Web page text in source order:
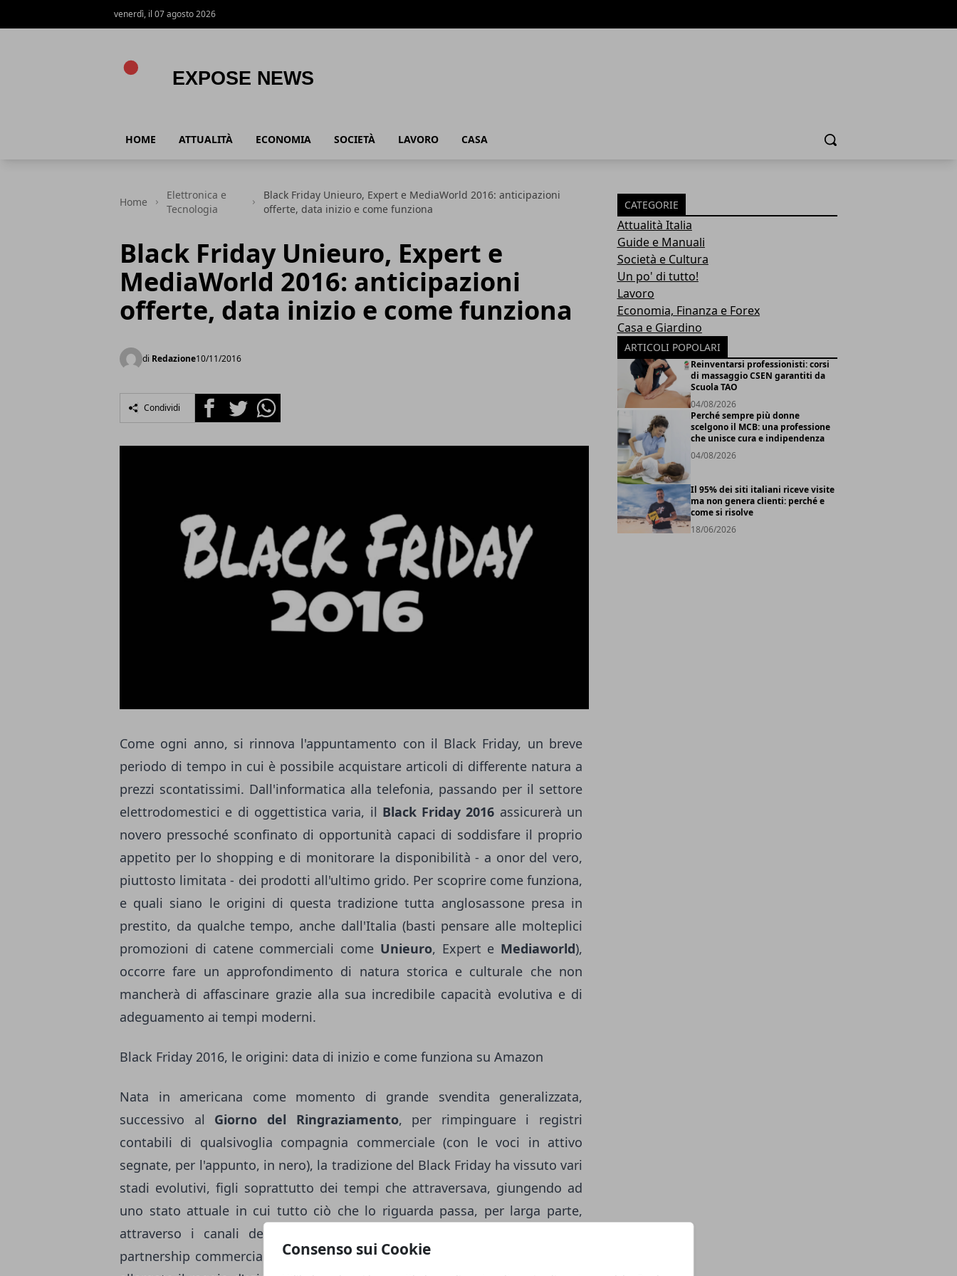
Consenso sui Cookie
venerdì, il 07 agosto 2026
HOME ATTUALITÀ ECONOMIA SOCIETÀ LAVORO CASA Cerca
Home
Elettronica e
Tecnologia
Black Friday Unieuro, Expert e MediaWorld 2016: anticipazioni
offerte, data inizio e come funziona
Black Friday Unieuro, Expert e
MediaWorld 2016: anticipazioni
offerte, data inizio e come funziona
di Redazione10/11/2016
Condividi FacebookTwitterWhatsapp
Come ogni anno, si rinnova l'appuntamento con il Black Friday, un breve
periodo di tempo in cui è possibile acquistare articoli di differente natura a
prezzi scontatissimi. Dall'informatica alla telefonia, passando per il settore
elettrodomestici e di oggettistica varia, il Black Friday 2016 assicurerà un
novero pressoché sconfinato di opportunità capaci di soddisfare il proprio
appetito per lo shopping e di monitorare la disponibilità - a onor del vero,
piuttosto limitata - dei prodotti all'ultimo grido. Per scoprire come funziona,
e quali siano le origini di questa tradizione tutta anglosassone presa in
prestito, da qualche tempo, anche dall'Italia (basti pensare alle molteplici
promozioni di catene commerciali come Unieuro, Expert e Mediaworld),
occorre fare un approfondimento di natura storica e culturale che non
mancherà di affascinare grazie alla sua incredibile capacità evolutiva e di
adeguamento ai tempi moderni.
Black Friday 2016, le origini: data di inizio e come funziona su Amazon
Nata in americana come momento di grande svendita generalizzata,
successivo al Giorno del Ringraziamento, per rimpinguare i registri
contabili di qualsivoglia compagnia commerciale (con le voci in attivo
segnate, per l'appunto, in nero), la tradizione del Black Friday ha vissuto vari
stadi evolutivi, figli soprattutto dei tempi che attraversava, giungendo ad
uno stato attuale in cui tutto ciò che lo riguarda passa, per larga parte,
attraverso i canali dell'e-commerce.
partnership commerciali di livello con colossi come
CATEGORIE
Attualità Italia
Guide e Manuali
Società e Cultura
Un po' di tutto!
Lavoro
Economia, Finanza e Forex
Casa e Giardino
ARTICOLI POPOLARI
Reinventarsi professionisti: corsi
di massaggio CSEN garantiti da
Scuola TAO
04/08/2026
Perché sempre più donne
scelgono il MCB: una professione
che unisce cura e indipendenza
04/08/2026
Il 95% dei siti italiani riceve visite
ma non genera clienti: perché e
come si risolve
18/06/2026